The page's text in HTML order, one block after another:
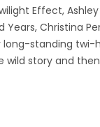
Effect,
Years, Christina
standing twi-
wild story and